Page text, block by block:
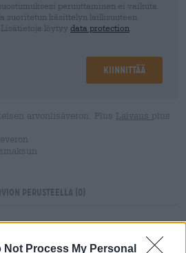
Not Process My Personal
peruuttaminen ei vaikuta
suoritetun käsittelyn laillisuuteen
löytyy data protection
Kiinnittää
arvonlisäveron. Plus Laivaus plus
perusteella (0)
synonyymi raivolle, ärsytykselle tai